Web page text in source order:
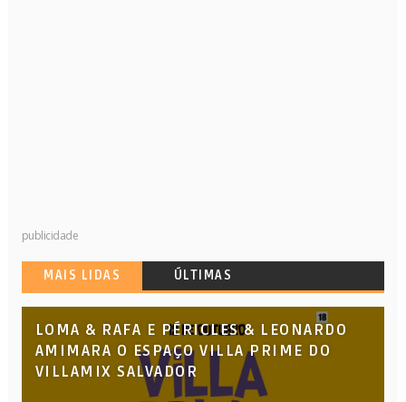
publicidade
MAIS LIDAS ÚLTIMAS
LOMA & RAFA E PÉRICLES & LEONARDO
AMIMARA O ESPAÇO VILLA PRIME DO
VILLAMIX SALVADOR